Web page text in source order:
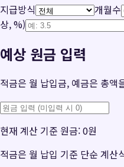
지급방식 개월수
상, %)
예상 원금 입력
적금은 월 납입금, 예금은 총액
현재 계산 기준 원금:0원
적금은 월 납입 기준 단순 계산